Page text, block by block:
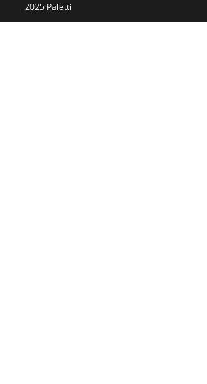
2025 Paletti